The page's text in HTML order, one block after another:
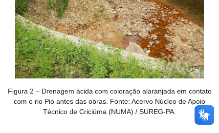
Figura 2 – Drenagem ácida com coloração alaranjada em contato
com o rio Pio antes das obras. Fonte: Acervo Núcleo de Apoio
Técnico de Criciúma (NUMA) / SUREG-PA.